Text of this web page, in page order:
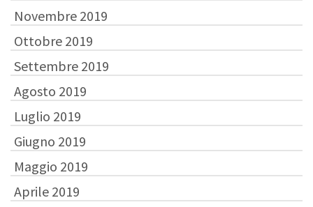
Novembre 2019
Ottobre 2019
Settembre 2019
Agosto 2019
Luglio 2019
Giugno 2019
Maggio 2019
Aprile 2019